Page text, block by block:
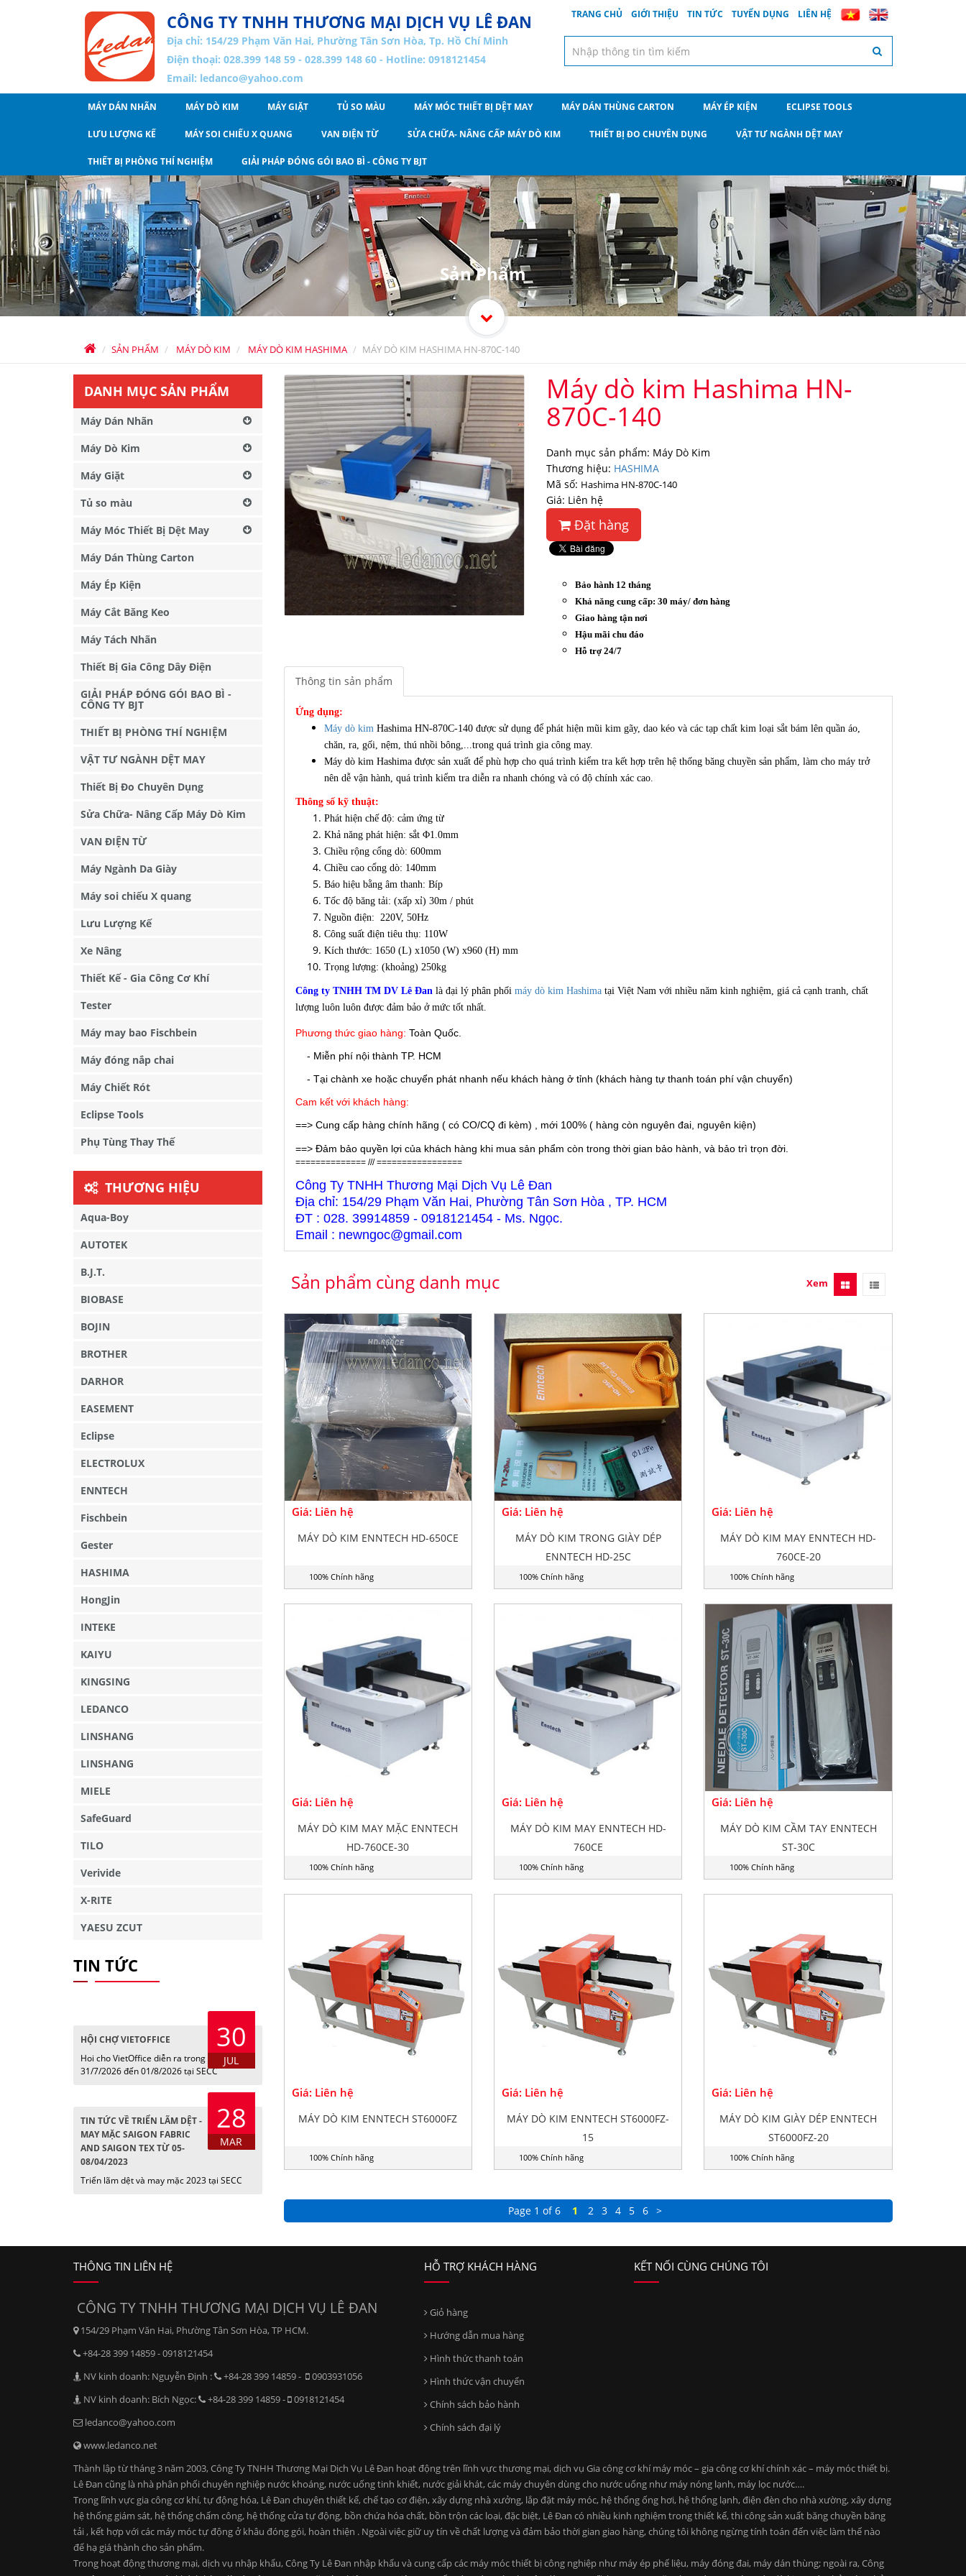
CÔNG TY TNHH THƯƠNG MẠI DỊCH VỤ LÊ ĐAN
Địa chỉ: 154/29 Phạm Văn Hai, Phường Tân Sơn Hòa, Tp. Hồ Chí Minh
Điện thoại: 028.399 148 59 - 028.399 148 60 - Hotline: 0918121454
Email: ledanco@yahoo.com
TRANG CHỦ GIỚI THIỆU TIN TỨC TUYỂN DỤNG LIÊN HỆ
MÁY DÁN NHÃN MÁY DÒ KIM MÁY GIẶT TỦ SO MÀU MÁY MÓC THIẾT BỊ DỆT MAY MÁY DÁN THÙNG CARTON MÁY ÉP KIỆN ECLIPSE TOOLS
LƯU LƯỢNG KẾ MÁY SOI CHIẾU X QUANG VAN ĐIỆN TỪ SỬA CHỮA- NÂNG CẤP MÁY DÒ KIM THIẾT BỊ ĐO CHUYÊN DỤNG VẬT TƯ NGÀNH DỆT MAY
THIẾT BỊ PHÒNG THÍ NGHIỆM GIẢI PHÁP ĐÓNG GÓI BAO BÌ - CÔNG TY BJT
SẢN PHẨM MÁY DÒ KIM MÁY DÒ KIM HASHIMA MÁY DÒ KIM HASHIMA HN-870C-140
Sản Phẩm
Máy dò kim Hashima HN-
870C-140
Danh mục sản phẩm: Máy Dò Kim
Thương hiệu: HASHIMA
Mã số: Hashima HN-870C-140
Giá: Liên hệ
Đặt hàng
Bảo hành 12 tháng
Khả năng cung cấp: 30 máy/ đơn hàng
Giao hàng tận nơi
Hậu mãi chu đáo
Hỗ trợ 24/7
Thông tin sản phẩm
Ứng dụng:
Máy dò kimHashima HN-870C-140 được sử dụng để phát hiện mũi kim gãy, dao kéo và các tạp chất kim loại sắt bám lên quần áo,
chăn, ra, gối, nệm, thú nhồi bông,...trong quá trình gia công may.
Máy dò kim Hashima được sản xuất để phù hợp cho quá trình kiểm tra kết hợp trên hệ thống băng chuyền sản phẩm, làm cho máy trở
nên dễ vận hành, quá trình kiểm tra diễn ra nhanh chóng và có độ chính xác cao.
Thông số kỹ thuật:
Phát hiện chế độ: cảm ứng từ
Khả năng phát hiện: sắt Φ1.0mm
Chiều rộng cổng dò: 600mm
Chiều cao cổng dò: 140mm
Báo hiệu bằng âm thanh: Bíp
Tốc độ băng tải: (xấp xỉ) 30m / phút
Nguồn điện: 220V, 50Hz
Công suất điện tiêu thụ: 110W
Kích thước: 1650 (L) x1050 (W) x960 (H) mm
Trọng lượng: (khoảng) 250kg
Công ty TNHH TM DV Lê Đanlà đại lý phân phối máy dò kim Hashimatại Việt Nam với nhiều năm kinh nghiệm, giá cả cạnh tranh, chất
lượng luôn luôn được đảm bảo ở mức tốt nhất.
Phương thức giao hàng: Toàn Quốc.
- Miễn phí nội thành TP. HCM
- Tại chành xe hoặc chuyển phát nhanh nếu khách hàng ở tỉnh (khách hàng tự thanh toán phí vận chuyển)
Cam kết với khách hàng:
==> Cung cấp hàng chính hãng ( có CO/CQ đi kèm) , mới 100% ( hàng còn nguyên đai, nguyên kiện)
==> Đảm bảo quyền lợi của khách hàng khi mua sản phẩm còn trong thời gian bảo hành, và bảo trì trọn đời.
============== /// =================
Công Ty TNHH Thương Mại Dịch Vụ Lê Đan
Địa chỉ: 154/29 Phạm Văn Hai, Phường Tân Sơn Hòa , TP. HCM
ĐT : 028. 39914859 - 0918121454 - Ms. Ngọc.
Email : newngoc@gmail.com
Sản phẩm cùng danh mục Xem
Giá: Liên hệ
MÁY DÒ KIM ENNTECH HD-650CE
100% Chính hãng
Giá: Liên hệ
MÁY DÒ KIM TRONG GIÀY DÉP
ENNTECH HD-25C
100% Chính hãng
Giá: Liên hệ
MÁY DÒ KIM MAY ENNTECH HD-
760CE-20
100% Chính hãng
Giá: Liên hệ
MÁY DÒ KIM MAY MẶC ENNTECH
HD-760CE-30
100% Chính hãng
Giá: Liên hệ
MÁY DÒ KIM MAY ENNTECH HD-
760CE
100% Chính hãng
Giá: Liên hệ
MÁY DÒ KIM CẦM TAY ENNTECH
ST-30C
100% Chính hãng
Giá: Liên hệ
MÁY DÒ KIM ENNTECH ST6000FZ
100% Chính hãng
Giá: Liên hệ
MÁY DÒ KIM ENNTECH ST6000FZ-
15
100% Chính hãng
Giá: Liên hệ
MÁY DÒ KIM GIÀY DÉP ENNTECH
ST6000FZ-20
100% Chính hãng
Page 1 of 6 1 2 3 4 5 6 >
DANH MỤC SẢN PHẨM
Máy Dán Nhãn
Máy Dò Kim
Máy Giặt
Tủ so màu
Máy Móc Thiết Bị Dệt May
Máy Dán Thùng Carton
Máy Ép Kiện
Máy Cắt Băng Keo
Máy Tách Nhãn
Thiết Bị Gia Công Dây Điện
GIẢI PHÁP ĐÓNG GÓI BAO BÌ -
CÔNG TY BJT
THIẾT BỊ PHÒNG THÍ NGHIỆM
VẬT TƯ NGÀNH DỆT MAY
Thiết Bị Đo Chuyên Dụng
Sửa Chữa- Nâng Cấp Máy Dò Kim
VAN ĐIỆN TỪ
Máy Ngành Da Giày
Máy soi chiếu X quang
Lưu Lượng Kế
Xe Nâng
Thiết Kế - Gia Công Cơ Khí
Tester
Máy may bao Fischbein
Máy đóng nắp chai
Máy Chiết Rót
Eclipse Tools
Phụ Tùng Thay Thế
THƯƠNG HIỆU
Aqua-Boy
AUTOTEK
B.J.T.
BIOBASE
BOJIN
BROTHER
DARHOR
EASEMENT
Eclipse
ELECTROLUX
ENNTECH
Fischbein
Gester
HASHIMA
HongJin
INTEKE
KAIYU
KINGSING
LEDANCO
LINSHANG
LINSHANG
MIELE
SafeGuard
TILO
Verivide
X-RITE
YAESU ZCUT
TIN TỨC
30
JUL
HỘI CHỢ VIETOFFICE
Hoi cho VietOffice diễn ra trong các ngày
31/7/2026 đến 01/8/2026 tại SECC
28
MAR
TIN TỨC VỀ TRIỂN LÃM DỆT -
MAY MẶC SAIGON FABRIC
AND SAIGON TEX TỪ 05-
08/04/2023
Triển lãm dệt và may mặc 2023 tại SECC
THÔNG TIN LIÊN HỆ
CÔNG TY TNHH THƯƠNG MẠI DỊCH VỤ LÊ ĐAN
154/29 Phạm Văn Hai, Phường Tân Sơn Hòa, TP HCM.
+84-28 399 14859 - 0918121454
NV kinh doanh: Nguyễn Định :
+84-28 399 14859 -
0903931056
NV kinh doanh: Bích Ngọc:
+84-28 399 14859 -
0918121454
ledanco@yahoo.com
www.ledanco.net
HỖ TRỢ KHÁCH HÀNG
Giỏ hàng
Hướng dẫn mua hàng
Hình thức thanh toán
Hình thức vận chuyển
Chính sách bảo hành
Chính sách đại lý
KẾT NỐI CÙNG CHÚNG TÔI
Thành lập từ tháng 3 năm 2003, Công Ty TNHH Thương Mại Dịch Vụ Lê Đan hoạt động trên lĩnh vực thương mại, dịch vụ Gia công cơ khí máy móc – gia công cơ khí chính xác – máy móc thiết bị.
Lê Đan cũng là nhà phân phối chuyên nghiệp nước khoáng, nước uống tinh khiết, nước giải khát, các máy chuyên dùng cho nước uống như máy nóng lạnh, máy lọc nước….
Trong lĩnh vực gia công cơ khí, tự động hóa, Lê Đan chuyên thiết kế, chế tạo cơ điện, xây dựng nhà xưởng, lắp đặt máy móc, hệ thống ống hơi, hệ thống lạnh, điện đèn cho nhà xường, xây dựng
hệ thống giám sát, hệ thống chấm công, hệ thống cửa tự động, bồn chứa hóa chất, bồn trộn các loại, đặc biệt, Lê Đan có nhiều kinh nghiệm trong thiết kế, thi công sản xuất băng chuyền băng
tải , kết hợp với các máy móc tự động ở khâu đóng gói, hoàn thiện . Ngoài việc giữ uy tín về chất lượng và đảm bảo thời gian giao hàng, chúng tôi không ngừng tính toán đến việc làm thế nào
để hạ giá thành cho sản phẩm.
Trong hoạt động thương mại, dịch vụ nhập khẩu, Công Ty Lê Đan nhập khẩu và cung cấp các máy móc thiết bị công nghiệp như máy ép phế liệu, máy đóng đai, máy dán thùng; ngoài ra, Công